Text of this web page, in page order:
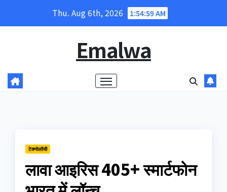
Thu. Aug 6th, 2026 1:54:59 AM
Emalwa
टेक्नोलॉजी
लावा आइरिस 405+ स्मार्टफोन